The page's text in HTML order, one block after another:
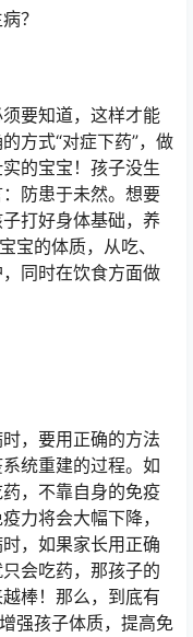
？
要知道，这样才能
方式“对症下药”，做
的宝宝！孩子没生
防患于未然。想要
打好身体基础，养
宝的体质，从吃、
同时在饮食方面做
，要用正确的方法
统重建的过程。如
，不靠自身的免疫
力将会大幅下降，
，如果家长用正确
会吃药，那孩子的
棒！那么，到底有
强孩子体质，提高免